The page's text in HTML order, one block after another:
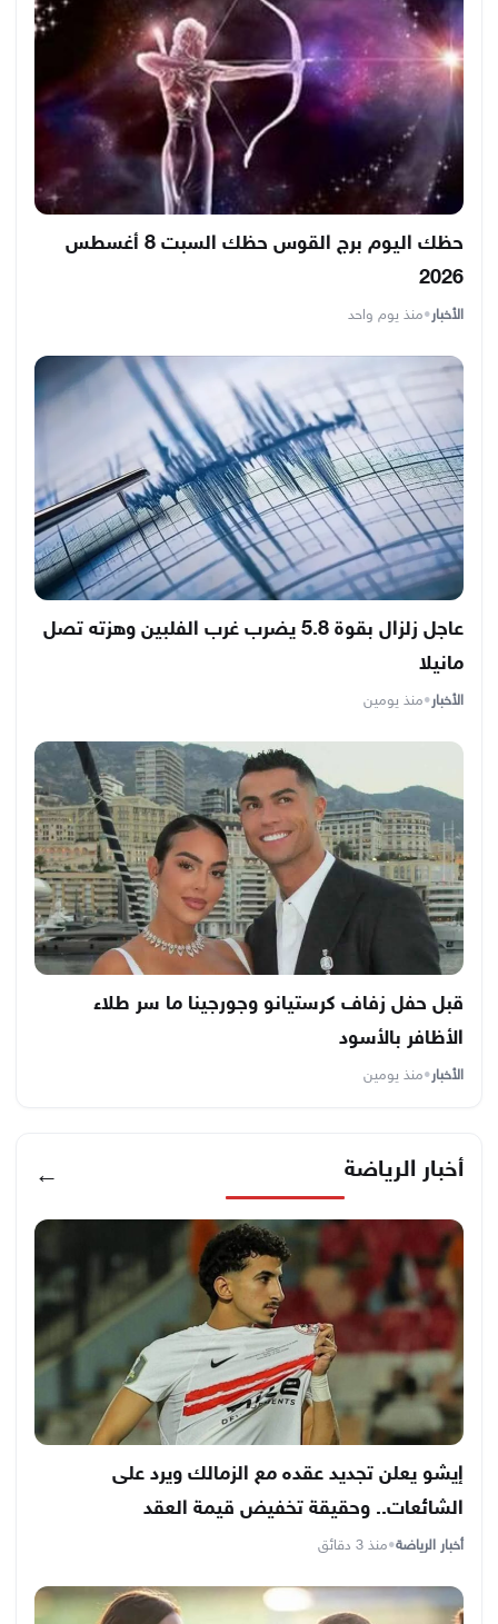
حظك اليوم برج القوس حظك السبت 8 أغسطس
2026
الأخبار•منذ يوم واحد
عاجل زلزال بقوة 5.8 يضرب غرب الفلبين وهزته تصل
مانيلا
الأخبار•منذ يومين
قبل حفل زفاف كرستيانو وجورجينا ما سر طلاء
الأظافر بالأسود
الأخبار•منذ يومين
أخبار الرياضة ←
إيشو يعلن تجديد عقده مع الزمالك ويرد على
الشائعات.. وحقيقة تخفيض قيمة العقد
أخبار الرياضة•منذ 3 دقائق